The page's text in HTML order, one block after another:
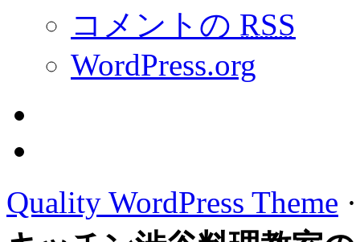
コメントの RSS
WordPress.org
Quality WordPress Theme